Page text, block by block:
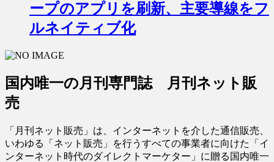
ープのアプリを刷新、主要導線をフ
ルネイティブ化
国内唯一の月刊専門誌 月刊ネット販
売
「月刊ネット販売」は、インターネットを介した通信販売、
いわゆる「ネット販売」を行うすべての事業者に向けた「イ
ンターネット時代のダイレクトマーケター」に贈る国内唯一